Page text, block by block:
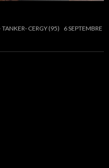
CERGY (95)
6 SEPTEMBRE